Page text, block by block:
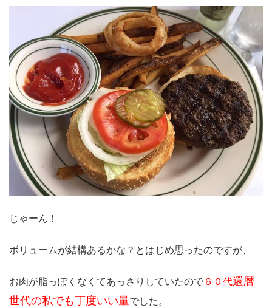
じゃーん！
ボリュームが結構あるかな？とはじめ思ったのですが、
お肉が脂っぽくなくてあっさりしていたので ６０代還暦
世代の私でも丁度いい量でした。